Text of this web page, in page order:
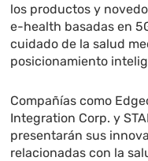
los productos y
e-health basadas en
cuidado de la salud
posicionamiento
Compañías como
Integration Corp. y
presentarán sus
relacionadas con la